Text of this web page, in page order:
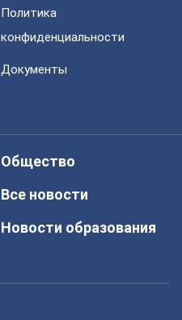
Политика
конфиденциальности
Документы
Общество
Все новости
Новости образования